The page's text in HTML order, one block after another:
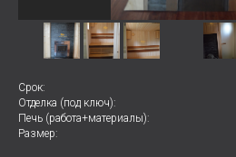
Срок:
Отделка (под ключ):
Печь (работа+материалы):
Размер: